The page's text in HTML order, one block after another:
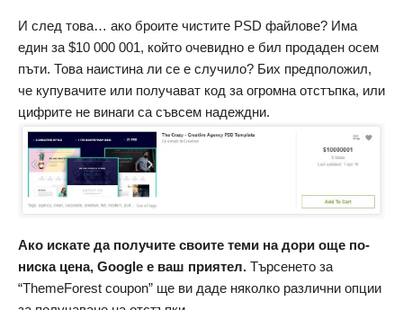
И след това… ако броите чистите PSD файлове? Има
един за $10 000 001, който очевидно е бил продаден осем
пъти. Това наистина ли се е случило? Бих предположил,
че купувачите или получават код за огромна отстъпка, или
цифрите не винаги са съвсем надеждни.
Ако искате да получите своите теми на дори още по-
ниска цена, Google е ваш приятел. Търсенето за
“ThemeForest coupon” ще ви даде няколко различни опции